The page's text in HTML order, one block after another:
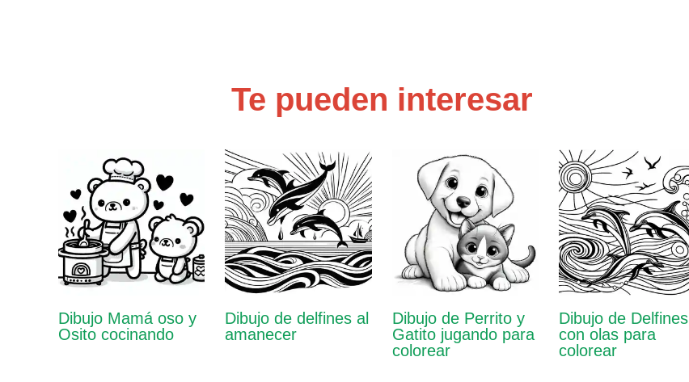
Te pueden interesar
Dibujo Mamá oso y
Osito cocinando
Dibujo de delfines al
amanecer
Dibujo de Perrito y
Gatito jugando para
colorear
Dibujo de Delfines
con olas para
colorear